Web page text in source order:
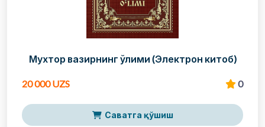
Мухтор вазирнинг ўлими (Электрон китоб)
20 000 UZS 0
Саватга қўшиш